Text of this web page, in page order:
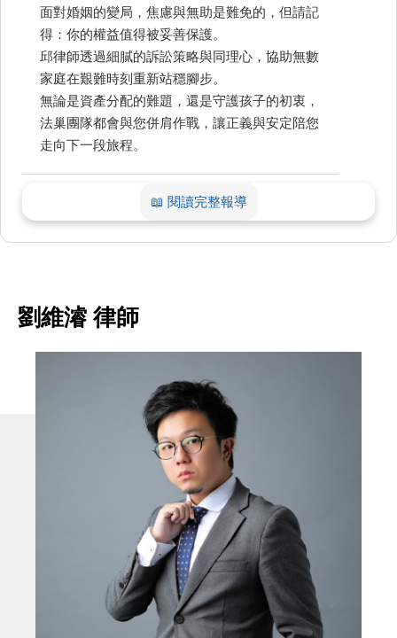
面對婚姻的變局，焦慮與無助是難免的，但請記
得：你的權益值得被妥善保護。
邱律師透過細膩的訴訟策略與同理心，協助無數
家庭在艱難時刻重新站穩腳步。
無論是資產分配的難題，還是守護孩子的初衷，
法巢團隊都會與您併肩作戰，讓正義與安定陪您
走向下一段旅程。
📖 閱讀完整報導
劉維濬 律師